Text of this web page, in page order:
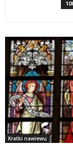
Kratki nawiewu